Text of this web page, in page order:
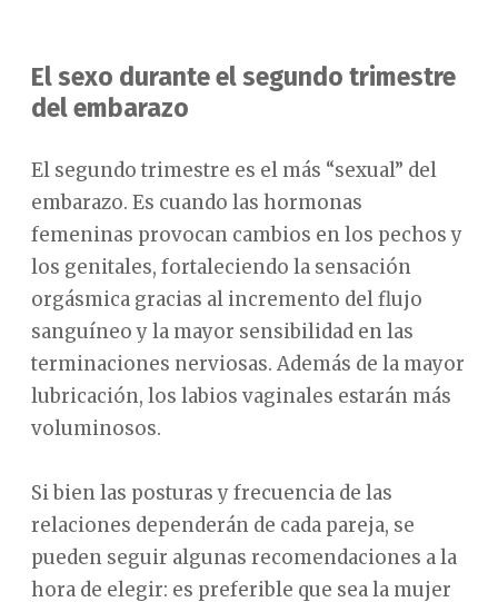
El sexo durante el segundo trimestre
del embarazo
El segundo trimestre es el más “sexual” del
embarazo. Es cuando las hormonas
femeninas provocan cambios en los pechos y
los genitales, fortaleciendo la sensación
orgásmica gracias al incremento del flujo
sanguíneo y la mayor sensibilidad en las
terminaciones nerviosas. Además de la mayor
lubricación, los labios vaginales estarán más
voluminosos.
Si bien las posturas y frecuencia de las
relaciones dependerán de cada pareja, se
pueden seguir algunas recomendaciones a la
hora de elegir: es preferible que sea la mujer